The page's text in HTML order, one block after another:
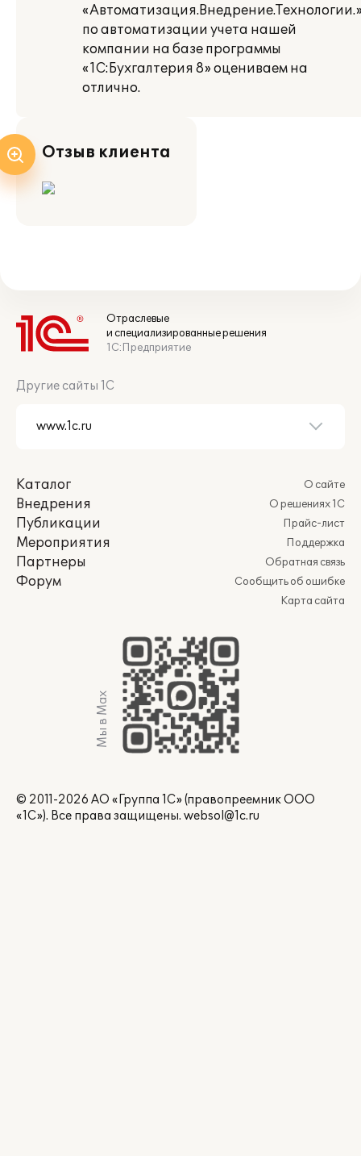
по автоматизации учета нашей
компании на базе программы
«1С:Бухгалтерия 8» оцениваем на
отлично.
Отзыв клиента
Отраслевые
и специализированные решения
1С:Предприятие
Другие сайты 1С
Каталог
Внедрения
Публикации
Мероприятия
Партнеры
Форум
О сайте
О решениях 1С
Прайс-лист
Поддержка
Обратная связь
Сообщить об ошибке
Карта сайта
Мы в Max
© 2011-2026 АО «Группа 1С» (правопреемник ООО
«1С»). Все права защищены. websol@1c.ru